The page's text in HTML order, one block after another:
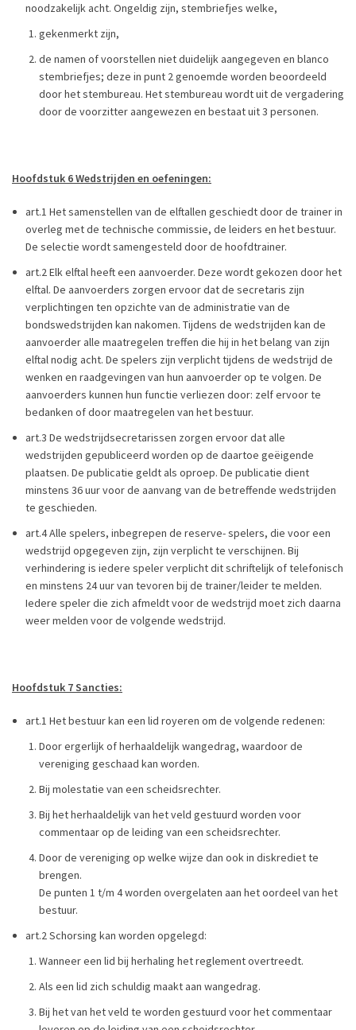
noodzakelijk acht. Ongeldig zijn, stembriefjes welke,
gekenmerkt zijn,
de namen of voorstellen niet duidelijk aangegeven en blanco
stembriefjes; deze in punt 2 genoemde worden beoordeeld
door het stembureau. Het stembureau wordt uit de vergadering
door de voorzitter aangewezen en bestaat uit 3 personen.
Hoofdstuk 6 Wedstrijden en oefeningen:
art.1 Het samenstellen van de elftallen geschiedt door de trainer in
overleg met de technische commissie, de leiders en het bestuur.
De selectie wordt samengesteld door de hoofdtrainer.
art.2 Elk elftal heeft een aanvoerder. Deze wordt gekozen door het
elftal. De aanvoerders zorgen ervoor dat de secretaris zijn
verplichtingen ten opzichte van de administratie van de
bondswedstrijden kan nakomen. Tijdens de wedstrijden kan de
aanvoerder alle maatregelen treffen die hij in het belang van zijn
elftal nodig acht. De spelers zijn verplicht tijdens de wedstrijd de
wenken en raadgevingen van hun aanvoerder op te volgen. De
aanvoerders kunnen hun functie verliezen door: zelf ervoor te
bedanken of door maatregelen van het bestuur.
art.3 De wedstrijdsecretarissen zorgen ervoor dat alle
wedstrijden gepubliceerd worden op de daartoe geëigende
plaatsen. De publicatie geldt als oproep. De publicatie dient
minstens 36 uur voor de aanvang van de betreffende wedstrijden
te geschieden.
art.4 Alle spelers, inbegrepen de reserve- spelers, die voor een
wedstrijd opgegeven zijn, zijn verplicht te verschijnen. Bij
verhindering is iedere speler verplicht dit schriftelijk of telefonisch
en minstens 24 uur van tevoren bij de trainer/leider te melden.
Iedere speler die zich afmeldt voor de wedstrijd moet zich daarna
weer melden voor de volgende wedstrijd.
Hoofdstuk 7 Sancties:
art.1 Het bestuur kan een lid royeren om de volgende redenen:
Door ergerlijk of herhaaldelijk wangedrag, waardoor de
vereniging geschaad kan worden.
Bij molestatie van een scheidsrechter.
Bij het herhaaldelijk van het veld gestuurd worden voor
commentaar op de leiding van een scheidsrechter.
Door de vereniging op welke wijze dan ook in diskrediet te
brengen.
De punten 1 t/m 4 worden overgelaten aan het oordeel van het
bestuur.
art.2 Schorsing kan worden opgelegd:
Wanneer een lid bij herhaling het reglement overtreedt.
Als een lid zich schuldig maakt aan wangedrag.
Bij het van het veld te worden gestuurd voor het commentaar